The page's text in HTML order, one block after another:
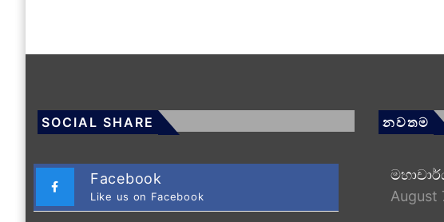
SOCIAL SHARE
Facebook
Like us on Facebook
නවතම
August